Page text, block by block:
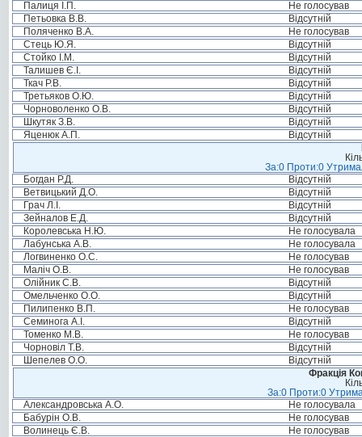
Палиця І.П.
Не голосував
Петьовка В.В.
Відсутній
Поляченко В.А.
Не голосував
Стець Ю.Я.
Відсутній
Стойко І.М.
Відсутній
Талишев Є.І.
Відсутній
Ткач Р.В.
Відсутній
Третьяков О.Ю.
Відсутній
Чорноволенко О.В.
Відсутній
Шкутяк З.В.
Відсутній
Яценюк А.П.
Відсутній
За:0 Проти:0
Богдан Р.Д.
Відсутній
Ветвицький Д.О.
Відсутній
Грач Л.І.
Відсутній
Зейналов Е.Д.
Відсутній
Королевська Н.Ю.
Не голосувала
Лабунська А.В.
Не голосувала
Логвиненко О.С.
Не голосував
Маліч О.В.
Не голосував
Олійник С.В.
Відсутній
Омельченко О.О.
Відсутній
Пилипенко В.П.
Не голосував
Семинога А.І.
Відсутній
Томенко М.В.
Не голосував
Чорновіл Т.В.
Відсутній
Шепелев О.О.
Відсутній
Фракція
За:0 Проти:0
Александровська А.О.
Не голосувала
Бабурін О.В.
Не голосував
Волинець Є.В.
Не голосував